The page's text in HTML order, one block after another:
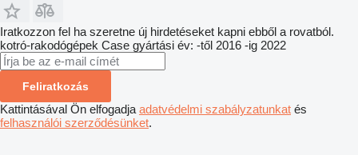
Iratkozzon fel ha szeretne új hirdetéseket kapni ebből a rovatból.
kotró-rakodógépek Case gyártási év: -től 2016 -ig 2022
Feliratkozás
Kattintásával Ön elfogadja adatvédelmi szabályzatunkat és
felhasználói szerződésünket.